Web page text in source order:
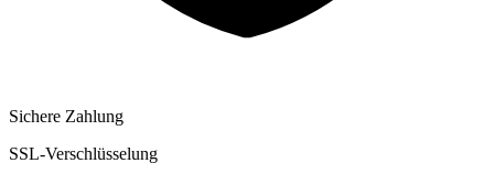
Sichere Zahlung
SSL-Verschlüsselung